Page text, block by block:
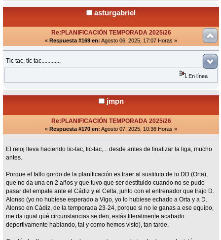
asturgabriel
Re:PLANIFICACIÓN TEMPORADA 2025/26
« Respuesta #169 en: Agosto 06, 2025, 17:07 Horas »
Tic tac, tic tac.............
En línea
jmpn
Re:PLANIFICACIÓN TEMPORADA 2025/26
« Respuesta #170 en: Agosto 07, 2025, 10:36 Horas »
El reloj lleva haciendo tic-tac, tic-tac,... desde antes de finalizar la liga, mucho
antes.
Porque el fallo gordo de la planificación es traer al sustituto de tu DD (Orta),
que no da una en 2 años y que tuvo que ser destituido cuando no se pudo
pasar del empate ante el Cádiz y el Celta, junto con el entrenador que trajo D.
Alonso (yo no hubiese esperado a Vigo, yo lo hubiese echado a Orta y a D.
Alonso en Cádiz, de la temporada 23-24, porque si no le ganas a ese equipo,
me da igual qué circunstancias se den, estás literalmente acabado
deportivamente hablando, tal y como hemos visto), tan tarde.